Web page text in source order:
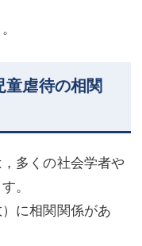
童虐待の相関
多くの社会学者や
。
に相関関係があ